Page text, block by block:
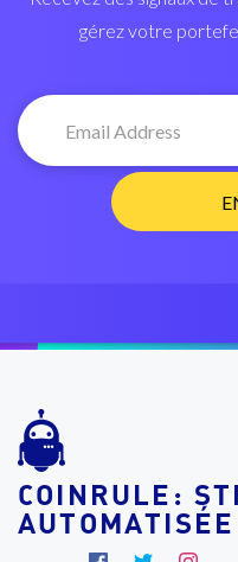
gérez votre
COINRULE:
AUTOMATISÉE